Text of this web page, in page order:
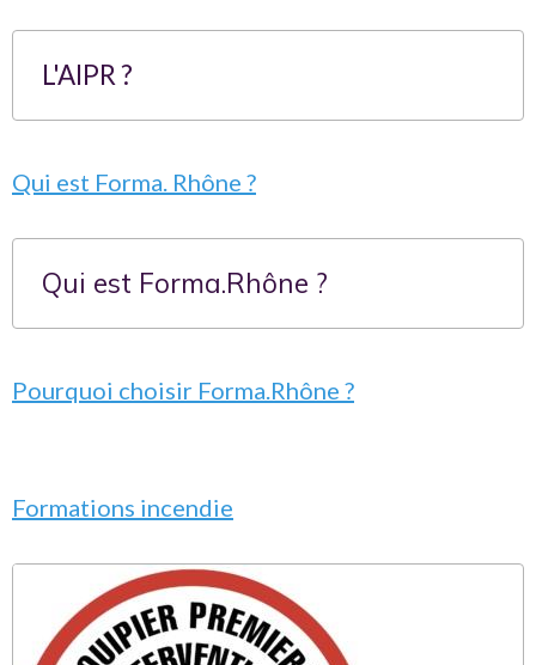
L'AIPR ?
Qui est Forma. Rhône ?
Qui est Forma.Rhône ?
Pourquoi choisir Forma.Rhône ?
Formations incendie